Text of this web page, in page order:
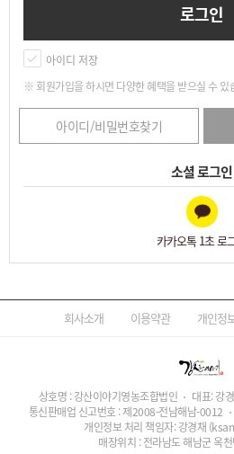
아이디 저장
※ 회원가입을 하시면 다양한 혜택을 받으실 수 있
아이디/비밀번호찾기
소셜 로그인
카카오톡 1초 로
회사소개 이용약관 개인정
상호명 : 강산이야기영농조합법인 대표: 강
통신판매업 신고번호 : 제2008-전남해남-0012
개인정보 처리 책임자: 강경채
매장위치 : 전라남도 해남군 옥